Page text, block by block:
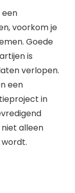
voorkom je
Goede
is
verlopen.
een
in
alleen